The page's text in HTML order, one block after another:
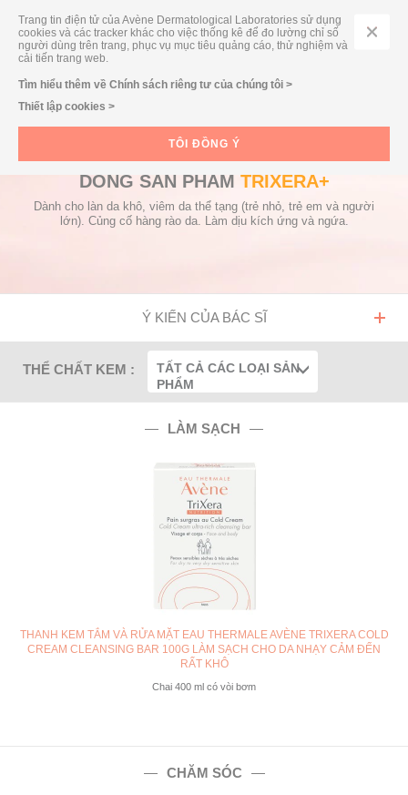
Trang tin điện tử của Avène Dermatological Laboratories sử dụng
cookies và các tracker khác cho việc thống kê để đo lường chỉ số
người dùng trên trang, phục vụ mục tiêu quảng cáo, thử nghiệm và
cải tiến trang web.
Tìm hiểu thêm về Chính sách riêng tư của chúng tôi >
Thiết lập cookies >
TÔI ĐỒNG Ý
TÌM KIẾM THEO DÒNG SẢN PHẨM/ THEO NHU CẦU
DÒNG SẢN PHẨM TRIXERA+
Dành cho làn da khô, viêm da thể tạng (trẻ nhỏ, trẻ em và người
lớn). Củng cố hàng rào da. Làm dịu kích ứng và ngứa.
Ý KIẾN CỦA BÁC SĨ
THỂ CHẤT KEM :
TẤT CẢ CÁC LOẠI SẢN
PHẨM
LÀM SẠCH
THANH KEM TẮM VÀ RỬA MẶT EAU THERMALE AVÈNE TRIXERA COLD
CREAM CLEANSING BAR 100G LÀM SẠCH CHO DA NHẠY CẢM ĐẾN
RẤT KHÔ
Chai 400 ml có vòi bơm
CHĂM SÓC